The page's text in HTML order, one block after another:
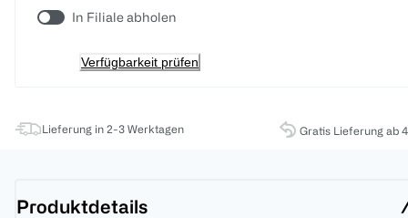
In Filiale abholen
Verfügbarkeit prüfen
Lieferung in 2-3 Werktagen Gratis Lieferung ab
Produktdetails